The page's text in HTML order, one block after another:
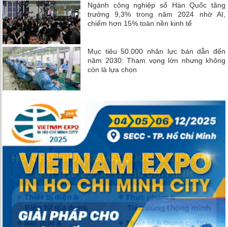
Ngành công nghiệp số Hàn Quốc tăng
trưởng 9,3% trong năm 2024 nhờ AI,
chiếm hơn 15% toàn nền kinh tế
Mục tiêu 50.000 nhân lực bán dẫn đến
năm 2030: Tham vọng lớn nhưng không
còn là lựa chọn